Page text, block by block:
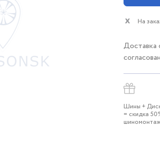
На
Доставка
Шины +
= скидка